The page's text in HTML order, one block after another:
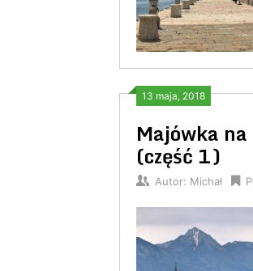
13 maja, 2018
Majówka
(część 1)
Autor: Michał